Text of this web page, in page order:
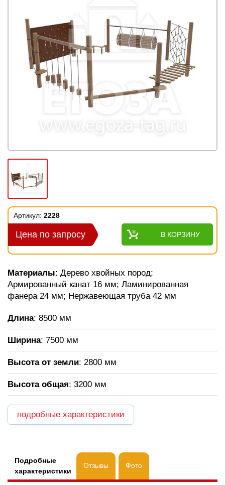
Артикул: 2228
Цена по запросу В КОРЗИНУ
Материалы: Дерево хвойных пород;
Армированный канат 16 мм; Ламинированная
фанера 24 мм; Нержавеющая труба 42 мм
Длина: 8500 мм
Ширина: 7500 мм
Высота от земли: 2800 мм
Высота общая: 3200 мм
подробные характеристики
Подробные
характеристики
Отзывы Фото